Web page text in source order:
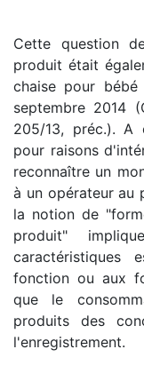
Cette question
produit était
chaise pour
septembre 2014
205/13, préc.). A
pour raisons
reconnaître un
à un opérateur au
la notion de
produit"
caractéristiques
fonction ou aux
que le
produits des
l'enregistrement.